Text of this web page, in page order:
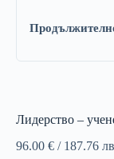
Лидерство –
96.00 € / 187.76